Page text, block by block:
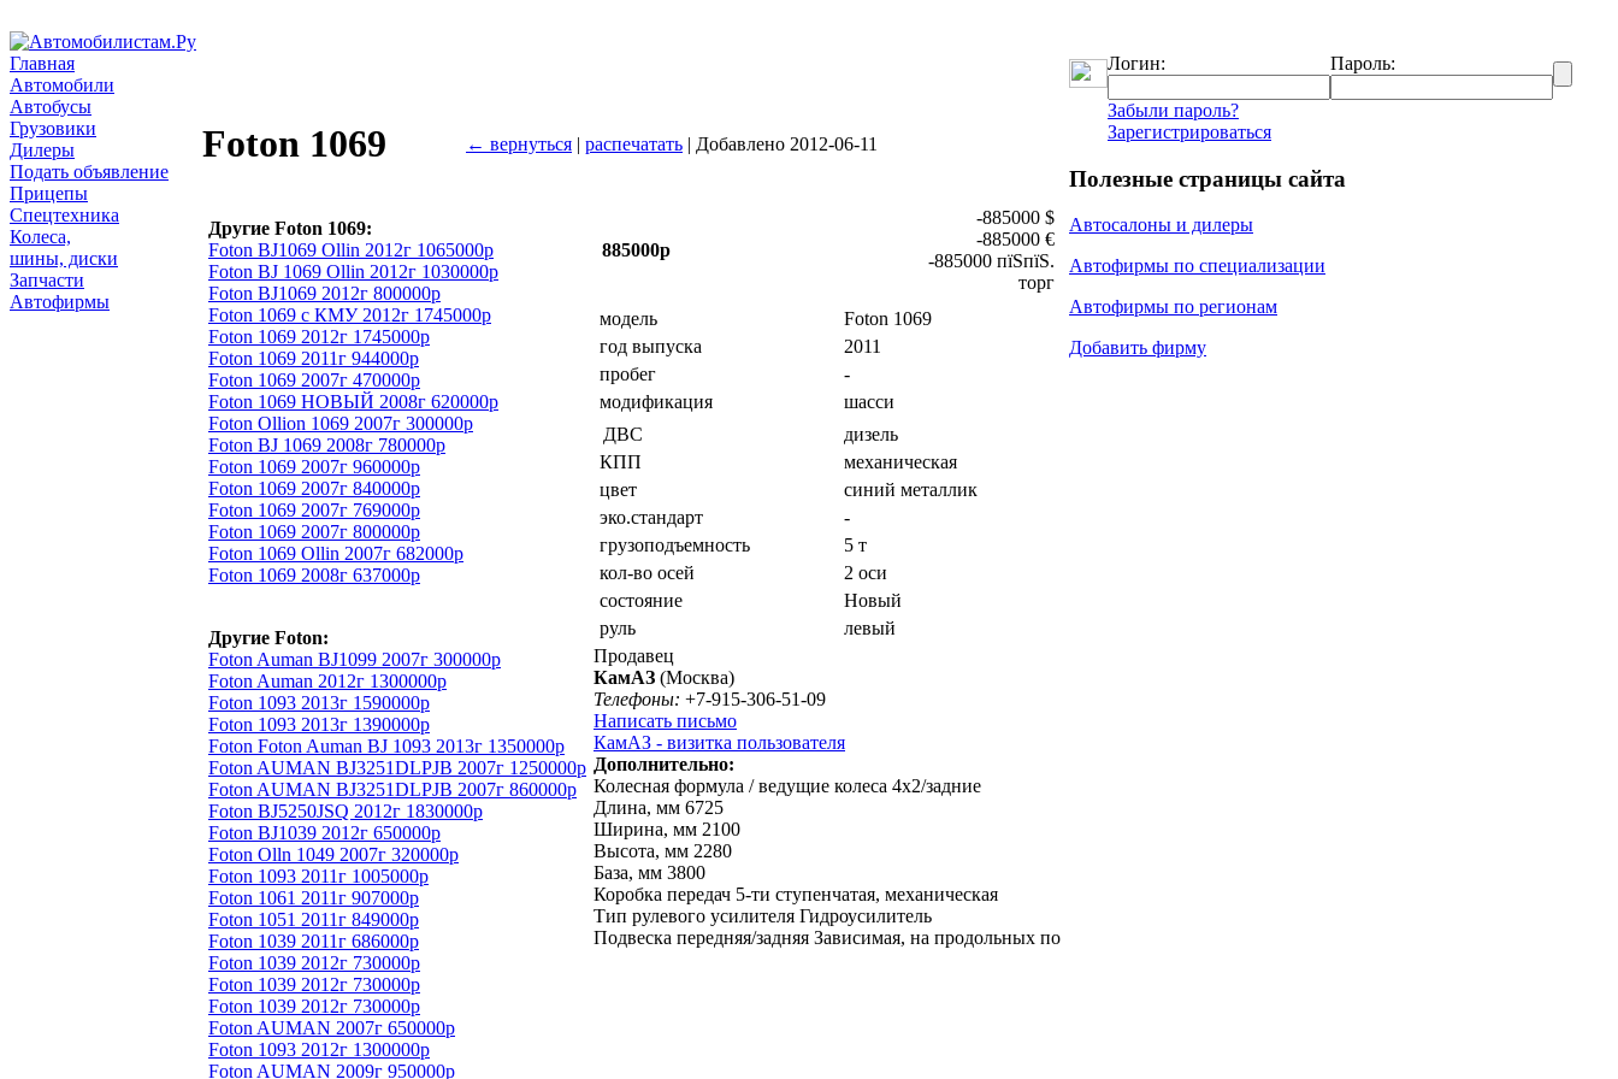
Главная
Автомобили
Автобусы
Грузовики
Дилеры
Подать объявление
Прицепы
Спецтехника
Колеса,
шины, диски
Запчасти
Автофирмы
Foton 1069 ← вернуться | распечатать | Добавлено 2012-06-11
Другие Foton 1069:
Foton BJ1069 Ollin 2012г 1065000р
Foton BJ 1069 Ollin 2012г 1030000р
Foton BJ1069 2012г 800000р
Foton 1069 с КМУ 2012г 1745000р
Foton 1069 2012г 1745000р
Foton 1069 2011г 944000р
Foton 1069 2007г 470000р
Foton 1069 НОВЫЙ 2008г 620000р
Foton Ollion 1069 2007г 300000р
Foton BJ 1069 2008г 780000р
Foton 1069 2007г 960000р
Foton 1069 2007г 840000р
Foton 1069 2007г 769000р
Foton 1069 2007г 800000р
Foton 1069 Ollin 2007г 682000р
Foton 1069 2008г 637000р
Другие Foton:
Foton Auman BJ1099 2007г 300000р
Foton Auman 2012г 1300000р
Foton 1093 2013г 1590000р
Foton 1093 2013г 1390000р
Foton Foton Auman BJ 1093 2013г 1350000р
Foton AUMAN BJ3251DLPJB 2007г 1250000р
Foton AUMAN BJ3251DLPJB 2007г 860000р
Foton BJ5250JSQ 2012г 1830000р
Foton BJ1039 2012г 650000р
Foton Olln 1049 2007г 320000р
Foton 1093 2011г 1005000р
Foton 1061 2011г 907000р
Foton 1051 2011г 849000р
Foton 1039 2011г 686000р
Foton 1039 2012г 730000р
Foton 1039 2012г 730000р
Foton 1039 2012г 730000р
Foton AUMAN 2007г 650000р
Foton 1093 2012г 1300000р
Foton AUMAN 2009г 950000р
885000р
-885000 $
-885000 €
-885000 пїЅпїЅ.
торг
модель
Foton 1069
год выпуска
2011
пробег
-
модификация
шасси
ДВС
дизель
КПП
механическая
цвет
синий металлик
эко.стандарт
-
грузоподъемность
5 т
кол-во осей
2 оси
состояние
Новый
руль
левый
Продавец
КамАЗ (Москва)
Телефоны: +7-915-306-51-09
Написать письмо
КамАЗ - визитка пользователя
Дополнительно:
Колесная формула / ведущие колеса 4х2/задние
Длина, мм 6725
Ширина, мм 2100
Высота, мм 2280
База, мм 3800
Коробка передач 5-ти ступенчатая, механическая
Тип рулевого усилителя Гидроусилитель
Подвеска передняя/задняя Зависимая, на продольных по
Логин: Пароль:
Забыли пароль?
Зарегистрироваться
Полезные страницы сайта
Автосалоны и дилеры
Автофирмы по специализации
Автофирмы по регионам
Добавить фирму